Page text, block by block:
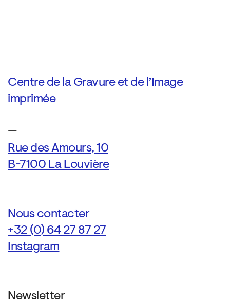
Centre de la Gravure et de l’Image
imprimée
—
Rue des Amours, 10
B-7100 La Louvière
Nous contacter
+32 (0) 64 27 87 27
Instagram
Newsletter